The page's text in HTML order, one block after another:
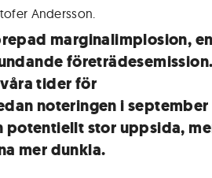
Andersson.
marginalimplosion, en
företrädesemission.
tider för
noteringen i september
potentiellt stor uppsida,
mer dunkla.